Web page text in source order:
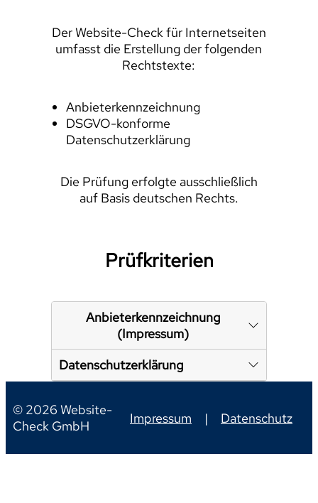
Der Website-Check für Internetseiten
umfasst die Erstellung der folgenden
Rechtstexte:
Anbieterkennzeichnung
DSGVO-konforme
Datenschutzerklärung
Die Prüfung erfolgte ausschließlich
auf Basis deutschen Rechts.
Prüfkriterien
Anbieterkennzeichnung
(Impressum)
Datenschutzerklärung
© 2026 Website-
Check GmbH
Impressum | Datenschutz